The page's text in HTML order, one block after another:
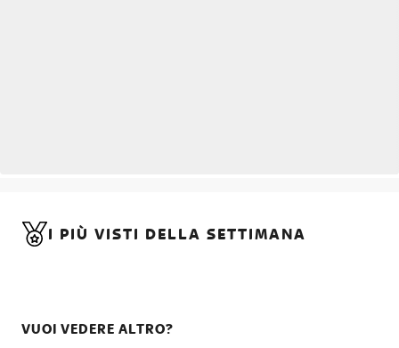
I PIÙ VISTI DELLA SETTIMANA
VUOI VEDERE ALTRO?